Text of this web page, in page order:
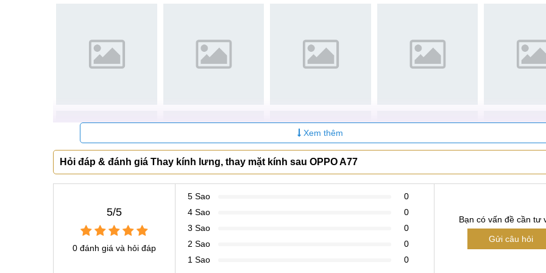
Nguyên nhân cần thay mặt kính sau OPPO A77
Người dùng sử dụng điện thoại trong khoảng thời gian dài mà không có ốp lưng bảo vệ dẫn đến lớp kính bị
Người dùng để điện thoại OPPO A77 trong túi xách, ba lô, cốp xe cùng với các vật cứng, sắc nhọn như chìa
Những tác động mạnh từ bên ngoài như làm rơi, chà xát máy với mặt thô ráp gồ ghề khiến kính lưng, nắp
Người dùng vô tình để điện thoại lên các bề mặt cứng, gồ ghề cũng làm mặt kính lưng bị trầy xước.
Khi nắp lưng OPPO A77 tiếp xúc với nguồn nhiệt lớn có thể khiến bộ phận này bị biến dạng.
Xem thêm
Hỏi đáp & đánh giá Thay kính lưng, thay mặt kính sau OPPO A77
5/5
0 đánh giá và hỏi đáp
5 Sao
0
4 Sao
0
3 Sao
0
2 Sao
0
1 Sao
0
Bạn có vấn đề cần tư
Gửi câu hỏi